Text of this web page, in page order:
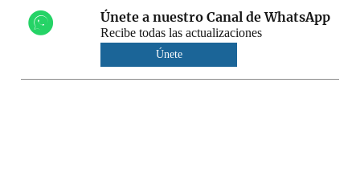
Únete a nuestro Canal de WhatsApp
Recibe todas las actualizaciones
Únete